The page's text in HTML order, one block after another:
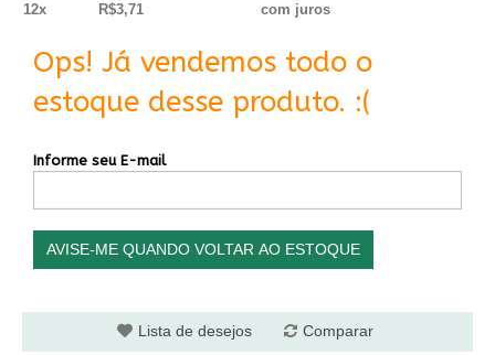
12x
R$3,71 com juros
Ops! Já vendemos todo o
estoque desse produto. :(
Informe seu E-mail
AVISE-ME QUANDO VOLTAR AO ESTOQUE
Lista de desejos Comparar